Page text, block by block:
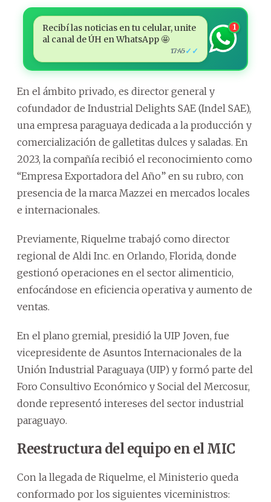
Recibí las noticias en tu celular, unite
al canal de ÚH en WhatsApp 🤩
17:45✓✓
1
En el ámbito privado, es director general y
cofundador de Industrial Delights SAE (Indel SAE),
una empresa paraguaya dedicada a la producción y
comercialización de galletitas dulces y saladas. En
2023, la compañía recibió el reconocimiento como
“Empresa Exportadora del Año” en su rubro, con
presencia de la marca Mazzei en mercados locales
e internacionales.
Previamente, Riquelme trabajó como director
regional de Aldi Inc. en Orlando, Florida, donde
gestionó operaciones en el sector alimenticio,
enfocándose en eficiencia operativa y aumento de
ventas.
En el plano gremial, presidió la UIP Joven, fue
vicepresidente de Asuntos Internacionales de la
Unión Industrial Paraguaya (UIP) y formó parte del
Foro Consultivo Económico y Social del Mercosur,
donde representó intereses del sector industrial
paraguayo.
Reestructura del equipo en el MIC
Con la llegada de Riquelme, el Ministerio queda
conformado por los siguientes viceministros: